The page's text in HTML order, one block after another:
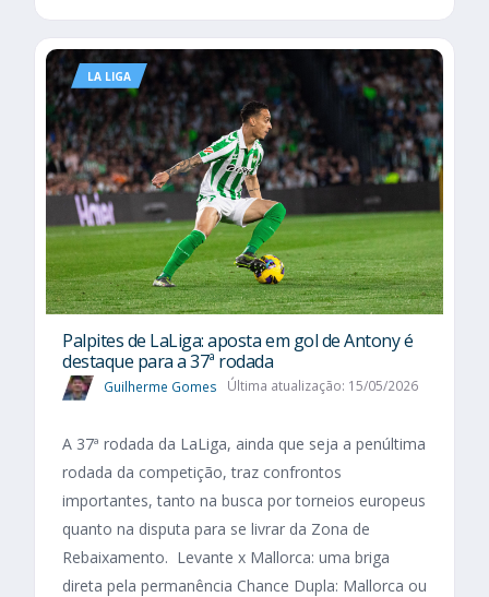
LA LIGA
Palpites de LaLiga: aposta em gol de Antony é
destaque para a 37ª rodada
Guilherme Gomes Última atualização: 15/05/2026
A 37ª rodada da LaLiga, ainda que seja a penúltima
rodada da competição, traz confrontos
importantes, tanto na busca por torneios europeus
quanto na disputa para se livrar da Zona de
Rebaixamento. Levante x Mallorca: uma briga
direta pela permanência Chance Dupla: Mallorca ou